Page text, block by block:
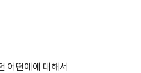
어떤애에 대해서